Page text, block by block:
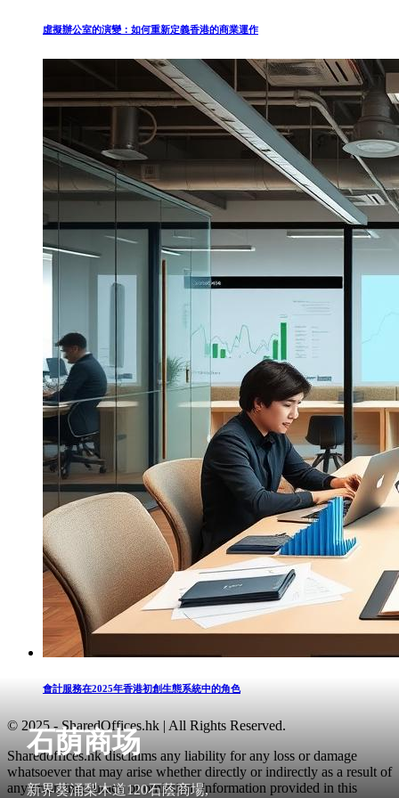
石荫商场
新界葵涌梨木道120石蔭商場,
虛擬辦公室的演變：如何重新定義香港的商業運作
會計服務在2025年香港初創生態系統中的角色
© 2025 - SharedOffices.hk | All Rights Reserved.
Sharedoffices.hk disclaims any liability for any loss or damage
whatsoever that may arise whether directly or indirectly as a result of
any error, inaccuracy or omission. Information provided in this